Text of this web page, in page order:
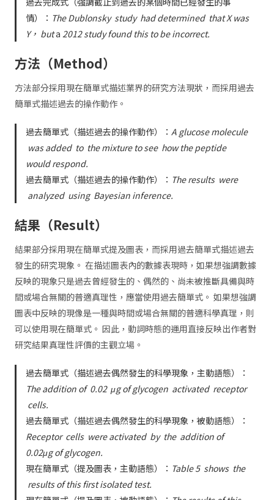
情）： The Dublonsky study had determined that X was
Y， buta 2012 study found this to be incorrect.
方法（Method）
方法部分採用現在簡單式描述業界的研究方法現狀，而採用過去
簡單式描述過去的操作動作。
過去簡單式（描述過去的操作動作）： A glucose molecule
was added to the mixture to see how the peptide
would respond.
過去簡單式（描述過去的操作動作）： The results were
analyzed using Bayesian inference.
結果（Result）
結果部分採用現在簡單式提及圖表，而採用過去簡單式描述過去
發生的研究現象。 在描述圖表內的數據表現時，如果想強調數據
反映的現象只是過去曾經發生的、偶然的、尚未被推斷具備與時
間或場合無關的普適真理性，應當使用過去簡單式。 如果想強調
圖表中反映的現像是一種與時間或場合無關的普適科學真理，則
可以使用現在簡單式。 因此，動詞時態的運用直接反映出作者對
研究結果真理性評價的主觀立場。
過去簡單式（描述過去偶然發生的科學現象，主動語態）：
The addition of0.02 μg of glycogen activated receptor
cells.
過去簡單式（描述過去偶然發生的科學現象，被動語態）：
Receptorcells were activated by the addition of
0.02μg of glycogen.
現在簡單式（提及圖表，主動語態）： Table 5 shows the
results of this first isolated test.